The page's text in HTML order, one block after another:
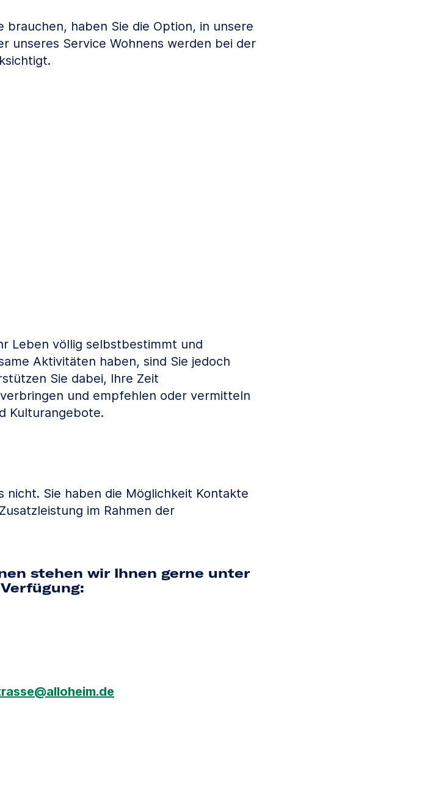
brauchen, haben Sie die Option, in unsere
unseres Service Wohnens werden bei der
Leben völlig selbstbestimmt und
Aktivitäten haben, sind Sie jedoch
Sie dabei, Ihre Zeit
und empfehlen oder vermitteln
Kulturangebote.
nicht. Sie haben die Möglichkeit Kontakte
im Rahmen der
stehen wir Ihnen gerne unter
alloheim de